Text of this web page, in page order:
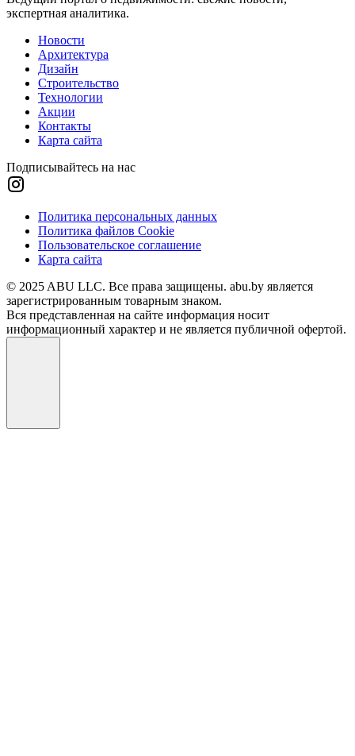
экспертная аналитика.
Новости
Архитектура
Дизайн
Строительство
Технологии
Акции
Контакты
Карта сайта
Подписывайтесь на нас
Политика персональных данных
Политика файлов Cookie
Пользовательское соглашение
Карта сайта
© 2025 ABU LLC. Все права защищены. abu.by является
зарегистрированным товарным знаком.
Вся представленная на сайте информация носит
информационный характер и не является публичной офертой.